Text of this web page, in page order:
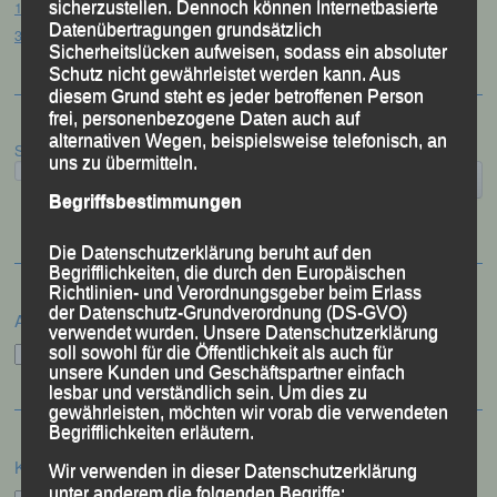
12. Loser Berglauf – Altaussee/Österreich, 25.07.2026
32. Sommerbiathlon – Passau, 18.07.2026
Suchen
Archiv
Archiv
Kategorien
sicherzustellen. Dennoch können Internetbasierte
Datenübertragungen grundsätzlich
Sicherheitslücken aufweisen, sodass ein absoluter
Schutz nicht gewährleistet werden kann. Aus
diesem Grund steht es jeder betroffenen Person
frei, personenbezogene Daten auch auf
alternativen Wegen, beispielsweise telefonisch, an
uns zu übermitteln.
Begriffsbestimmungen
Die Datenschutzerklärung beruht auf den
Begrifflichkeiten, die durch den Europäischen
Richtlinien- und Verordnungsgeber beim Erlass
der Datenschutz-Grundverordnung (DS-GVO)
verwendet wurden. Unsere Datenschutzerklärung
soll sowohl für die Öffentlichkeit als auch für
unsere Kunden und Geschäftspartner einfach
lesbar und verständlich sein. Um dies zu
gewährleisten, möchten wir vorab die verwendeten
Begrifflichkeiten erläutern.
Wir verwenden in dieser Datenschutzerklärung
unter anderem die folgenden Begriffe: